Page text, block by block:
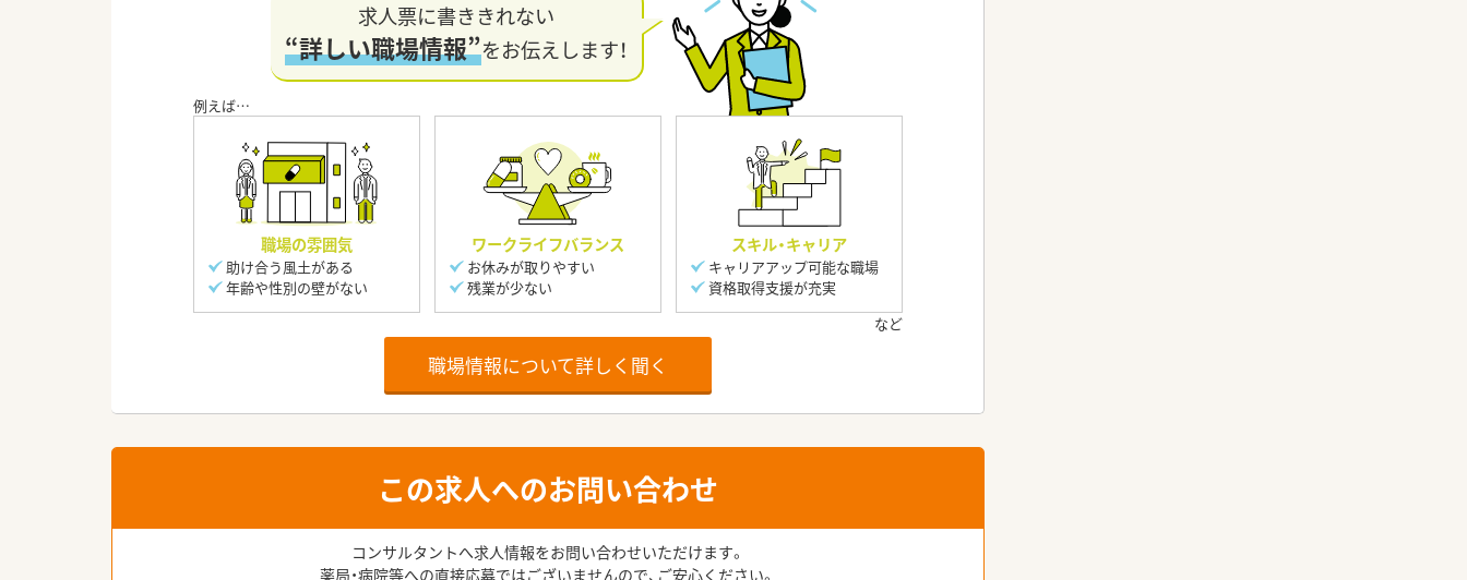
求人票に書ききれない
“詳しい職場情報”をお伝えします！
職場の雰囲気
助け合う風土がある
年齢や性別の壁がない
ワークライフバランス
お休みが取りやすい
残業が少ない
スキル・キャリア
キャリアアップ可能な職場
資格取得支援が充実
職場情報について詳しく聞く
この求人へのお問い合わせ
コンサルタントへ求人情報をお問い合わせいただけます。
薬局・病院等への直接応募ではございませんので、ご安心ください。